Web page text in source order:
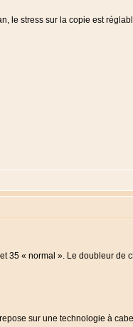
le stress sur la copie est
35 « normal ». Le doubleur
sur une technologie à